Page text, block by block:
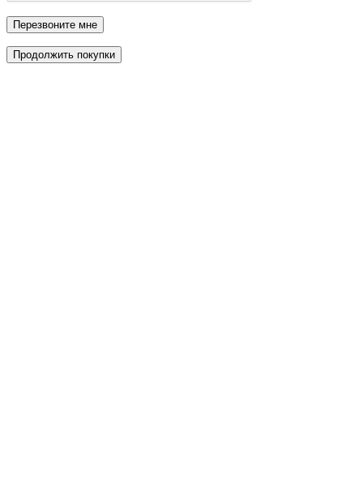
Перезвоните мне
Продолжить покупки